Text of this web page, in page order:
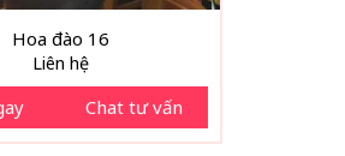
Hoa đào 16
Liên hệ
Chat tư vấn